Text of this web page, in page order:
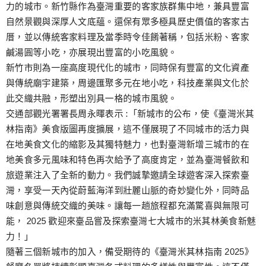
力的城市。新竹縣作為臺灣重要的客家族群集中地，兼具豐富
自然景觀與深厚人文底蘊。還保有眾多極具歷史價值的客家古
厝，並以傳統客家料理及當季時令佳餚著稱，包括米粉、客家
鹹湯圓等小吃，亦展現出豐富的小吃風貌。
新竹市則為一座高度現代化的城市，同時保有豐富的文化資產
與傳統廟宇建築，周邊匯聚多元在地小吃，科技產業與文化於
此交織共融，形塑出別具一格的城市風貌。
交通部觀光署署長周永暉表示 :「新城市的公布，使《臺灣米其
林指南》美食版圖再度擴展，這不僅展現了不同城市的活力與
在地美食文化的縮影及其獨特魅力，也對臺灣新增三城市的在
地美食多元風味和特色再次給予了高度肯定，並為臺灣餐飲和
旅遊業注入了全新的動力。我們誠摯邀請全球遊客深入探索臺
灣，享受一天內從蔚藍海洋到壯麗山脈的奇妙變化外，同時品
味創意與傳統交織的美味。讓每一趟旅程都充滿驚喜與無限可
能， 2025 歡迎來臺品嘗及探索臺灣七大城市的米其林美食新魅
力！」
隨著三個新城市的加入，備受期待的《臺灣米其林指南 2025》